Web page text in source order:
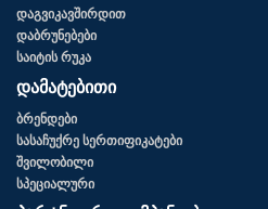
დაგვიკავშირდით
დაბრუნებები
საიტის რუკა
დამატებითი
ბრენდები
სასაჩუქრე სერთიფიკატები
შვილობილი
სპეციალური